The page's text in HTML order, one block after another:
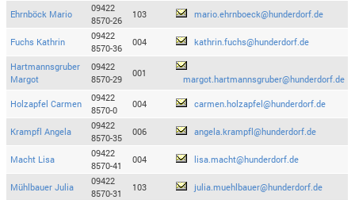
Ehrnböck Mario
09422
8570-26
103 mario.ehrnboeck@hunderdorf.de
Fuchs Kathrin
09422
8570-36
004 kathrin.fuchs@hunderdorf.de
Hartmannsgruber
Margot
09422
8570-29
001
margot.hartmannsgruber@hunderdorf.de
Holzapfel Carmen
09422
8570-0
004 carmen.holzapfel@hunderdorf.de
Krampfl Angela
09422
8570-35
006 angela.krampfl@hunderdorf.de
Macht Lisa
09422
8570-41
004 lisa.macht@hunderdorf.de
Mühlbauer Julia
09422
8570-31
103 julia.muehlbauer@hunderdorf.de